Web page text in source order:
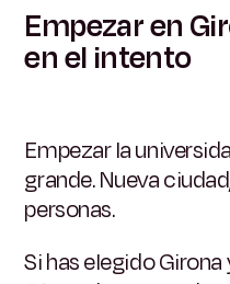
Empezar en
en el intento
Empezar la
grande.Nueva
personas.
Si has elegido